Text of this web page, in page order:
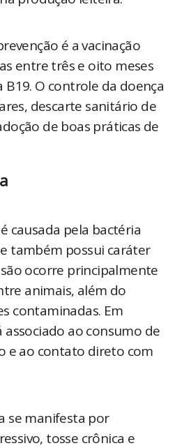
é a vacinação
entre três e oito meses
B19. O controle da doença
descarte sanitário de
de boas práticas de
causada pela bactéria
também possui caráter
ocorre principalmente
animais, além do
contaminadas. Em
ao consumo de
e ao contato direto com
se manifesta por
tosse crônica e